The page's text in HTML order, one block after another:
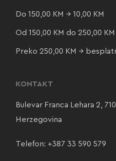
Do 150,00 KM → 10,00 KM
Od 150,00 KM do 250,00
Preko 250,00 KM →
KONTAKT
Bulevar Franca Lehara 2,
Herzegovina
Telefon: +387 33 590 579